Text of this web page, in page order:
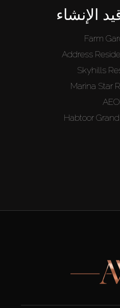
الإنشاء
Farm
Address
Skyhills
Marina Star
Habtoor